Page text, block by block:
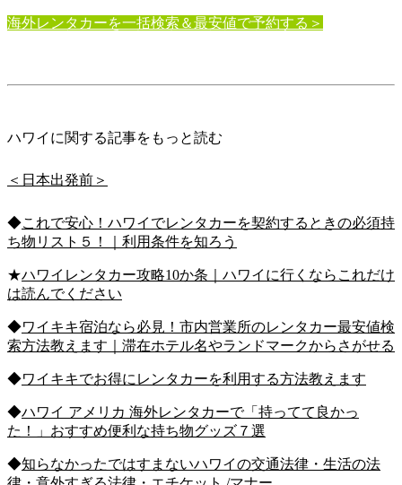
海外レンタカーを一括検索＆最安値で予約する＞
ハワイに関する記事をもっと読む
＜日本出発前＞
◆これで安心！ハワイでレンタカーを契約するときの必須持
ち物リスト５！｜利用条件を知ろう
★ハワイレンタカー攻略10か条｜ハワイに行くならこれだけ
は読んでください
◆ワイキキ宿泊なら必見！市内営業所のレンタカー最安値検
索方法教えます｜滞在ホテル名やランドマークからさがせる
◆ワイキキでお得にレンタカーを利用する方法教えます
◆ハワイ アメリカ 海外レンタカーで「持ってて良かっ
た！」おすすめ便利な持ち物グッズ７選
◆知らなかったではすまないハワイの交通法律・生活の法